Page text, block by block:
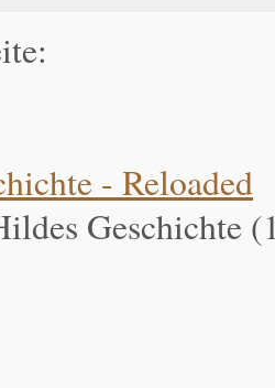
- Reloaded
Geschichte